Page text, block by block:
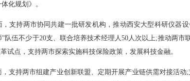
化规划》。
持两市协同共建一批研发机构，推动西安大型科研仪器设
队伍不少于20支、联合培养技术经理人50人次以上;推动两市
试点，支持两市探索实施科技保险政策，发展科技金融。
持两市组建产业创新联盟、定期开展产业链供需对接活动;